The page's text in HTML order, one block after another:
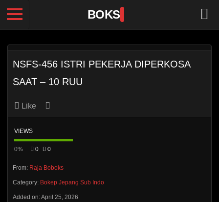
BOKS
NSFS-456 ISTRI PEKERJA DIPERKOSA
SAAT – 10 RUU
Like
VIEWS
0% 0 0
From: Raja Boboks
Category: Bokep Jepang Sub Indo
Added on: April 25, 2026